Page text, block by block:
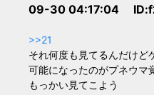
09-30 04:17:04
>>21
それ何度も見てるんだけど
可能になったのがプネウマ
もっかい見てこよう